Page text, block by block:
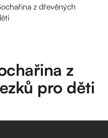
z dřevěných
z
pro děti